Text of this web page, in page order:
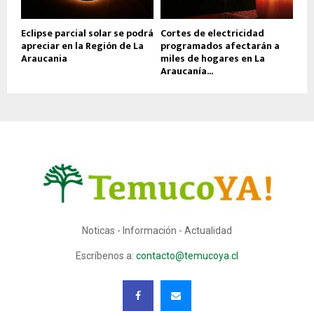
Eclipse parcial solar se podrá
apreciar en la Región de La
Araucania
Cortes de electricidad
programados afectarán a
miles de hogares en La
Araucanía...
Noticas - Información - Actualidad
Escríbenos a: contacto@temucoya.cl